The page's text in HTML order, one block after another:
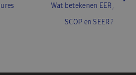
Wat betekenen EER,
SCOP en SEER?